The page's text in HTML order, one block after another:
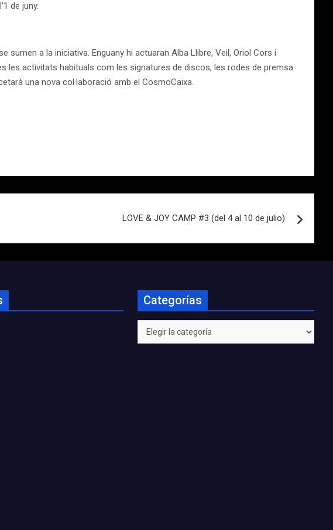
de juny.
a la iniciativa. Enguany hi actuaran Alba Llibre, Veil, Oriol Cors i
les activitats habituals com les signatures de discos, les rodes de premsa
una nova col·laboració amb el CosmoCaixa.
LOVE & JOY CAMP #3 (del 4 al 10 de julio)
Categorías
Categorías